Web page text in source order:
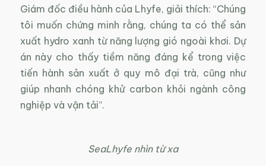
Giám đốc điều hành của Lhyfe, giải thích: “Chúng
tôi muốn chứng minh rằng, chúng ta có thể sản
xuất hydro xanh từ năng lượng gió ngoài khơi. Dự
án này cho thấy tiềm năng đáng kể trong việc
tiến hành sản xuất ở quy mô đại trà, cũng như
giúp nhanh chóng khử carbon khỏi ngành công
nghiệp và vận tải”.
SeaLhyfe nhìn từ xa